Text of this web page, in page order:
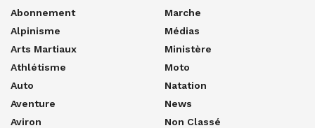
Abonnement
Alpinisme
Arts Martiaux
Athlétisme
Auto
Aventure
Aviron
Marche
Médias
Ministère
Moto
Natation
News
Non Classé